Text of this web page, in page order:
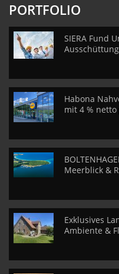
PORTFOLIO
SIERA Fund
Habona
mit 4 % netto
Meerblick &
Exklusives
Ambiente &